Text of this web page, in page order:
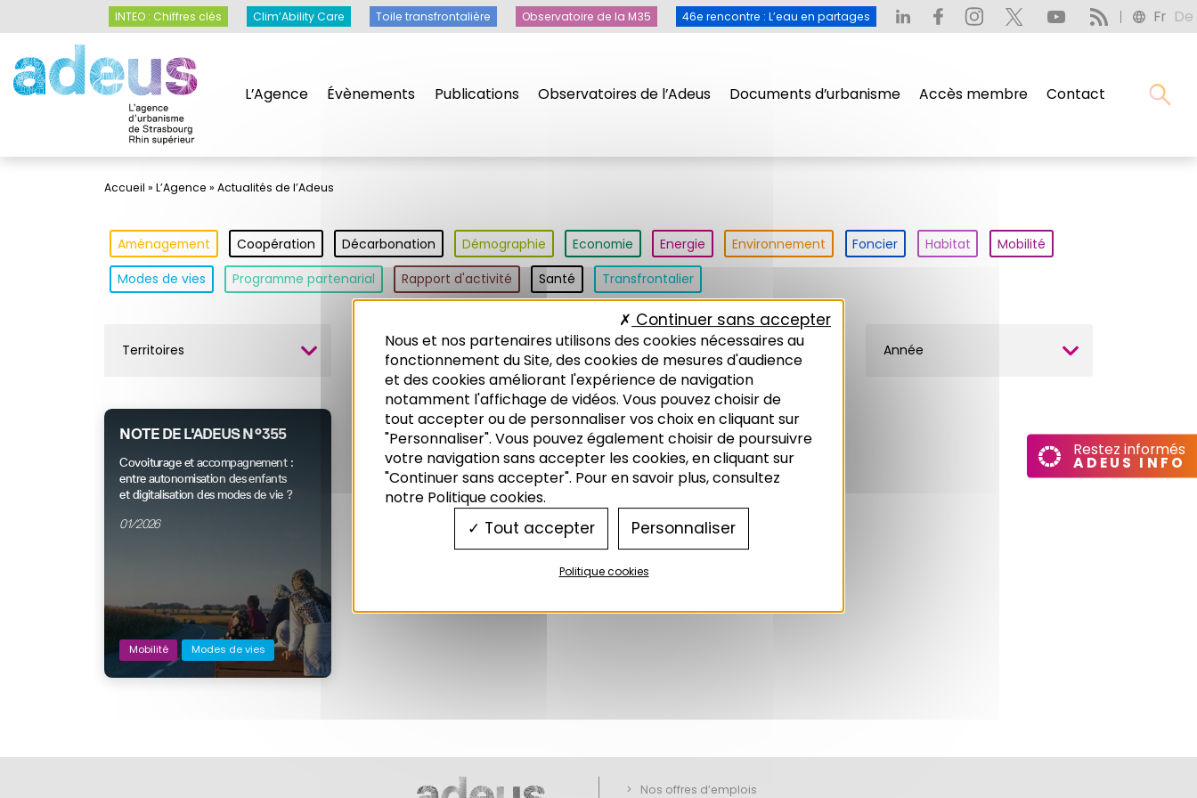
L’Agence Évènements Publications Observatoires de l’Adeus Documents d’urbanisme Accès membre Contact
INTEO : Chiffres clés Clim’Ability Care Toile transfrontalière Observatoire de la M35 46e rencontre : L’eau en partages Fr De
Recherche
Accueil » L’Agence » Actualités de l’Adeus
Aménagement Coopération Décarbonation Démographie Economie Energie Environnement Foncier Habitat
Mobilité
Modes de vies
Programme partenarial Rapport d'activité Santé Transfrontalier
Territoires Covoiturage Types de publication Année
NOTE DE L'ADEUS N°355
Covoiturage et accompagnement :
entre autonomisation des enfants
et digitalisation des modes de vie ?
01/2026
Mobilité Modes de vies
Nos offres d’emplois
Restez informés
ADEUS INFO
Panneau de gestion des cookies
Nous et nos partenaires utilisons des cookies nécessaires au
fonctionnement du Site, des cookies de mesures d'audience
et des cookies améliorant l'expérience de navigation
notamment l'affichage de vidéos. Vous pouvez choisir de
tout accepter ou de personnaliser vos choix en cliquant sur
"Personnaliser". Vous pouvez également choisir de poursuivre
votre navigation sans accepter les cookies, en cliquant sur
"Continuer sans accepter". Pour en savoir plus, consultez
notre Politique cookies.
Tout accepter
Continuer sans accepter
Personnaliser
Politique cookies